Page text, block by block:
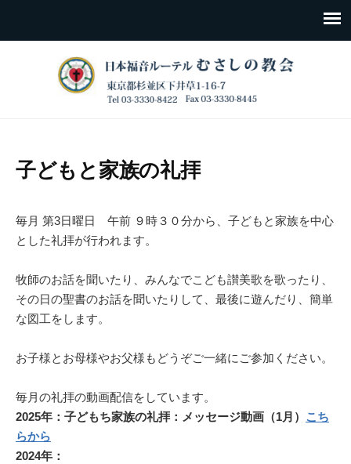
子どもと家族の礼拝
毎月 第3日曜日 午前 ９時３０分から、子どもと家族を中心
とした礼拝が行われます。
牧師のお話を聞いたり、みんなでこども讃美歌を歌ったり、
その日の聖書のお話を聞いたりして、最後に遊んだり、簡単
な図工をします。
お子様とお母様やお父様もどうぞご一緒にご参加ください。
毎月の礼拝の動画配信をしています。
2025年：子どもち家族の礼拝：メッセージ動画（1月） こち
らから
2024年：